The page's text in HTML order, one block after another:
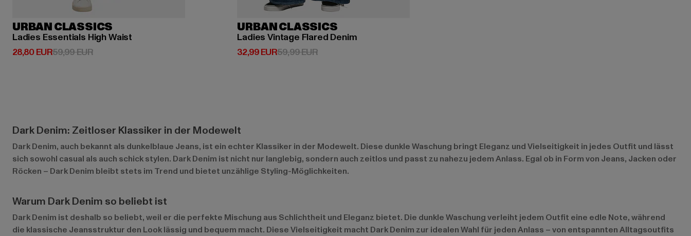
URBAN CLASSICS
Ladies Essentials High Waist
28,80 EUR
Derzeitiger Preis: 28,80 EUR
59,99 EURAktionspreis: 59,99 EUR
URBAN CLASSICS
Ladies Vintage Flared Denim
32,99 EUR
Derzeitiger Preis: 32,99 EUR
59,99 EURAktionspreis: 59,99 EUR
Dark Denim: Zeitloser Klassiker in der Modewelt
Dark Denim, auch bekannt als dunkelblaue Jeans, ist ein echter Klassiker in der Modewelt. Diese dunkle Waschung bringt Eleganz und Vielseitigkeit in jedes Outfit und lässt
sich sowohl casual als auch schick stylen. Dark Denim ist nicht nur langlebig, sondern auch zeitlos und passt zu nahezu jedem Anlass. Egal ob in Form von Jeans, Jacken oder
Röcken – Dark Denim bleibt stets im Trend und bietet unzählige Styling-Möglichkeiten.
Warum Dark Denim so beliebt ist
Dark Denim ist deshalb so beliebt, weil er die perfekte Mischung aus Schlichtheit und Eleganz bietet. Die dunkle Waschung verleiht jedem Outfit eine edle Note, während
die klassische Jeansstruktur den Look lässig und bequem macht. Diese Vielseitigkeit macht Dark Denim zur idealen Wahl für jeden Anlass – von entspannten Alltagsoutfits